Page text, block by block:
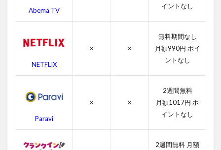
ョ
ン
作
ラス
ッシ
想
Abema TV
イントなし
NETFLIX
× ×
無料期間なし
月額990円 ポイ
ントなし
Paravi
× ×
2週間無料
月額1017円 ポ
イントなし
2週間無料 月額